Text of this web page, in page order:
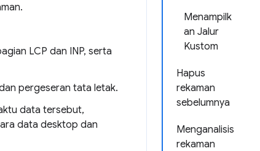
Menampilk
an Jalur
Kustom
Hapus
rekaman
sebelumnya
Menganalisis
rekaman
LCP dan INP, serta
pergeseran tata letak.
data tersebut,
data desktop dan